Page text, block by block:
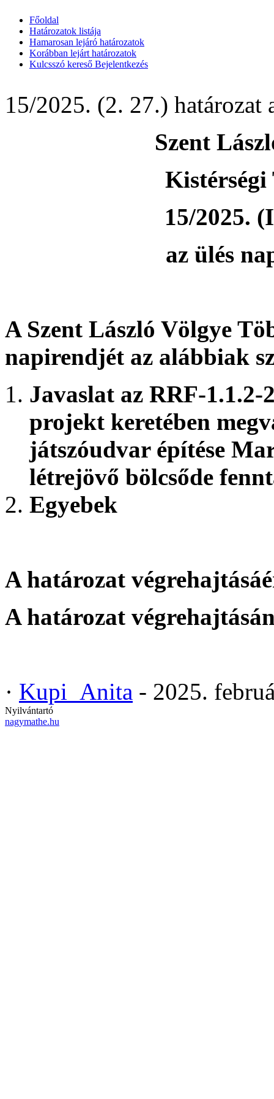
Főoldal
Határozatok listája
Hamarosan lejáró határozatok
Korábban lejárt határozatok
Kulcsszó kereső Bejelentkezés
15/2025. (2. 27.)
Szent
Kistérségi
15/2025.
az ülés
A Szent László Völgye
napirendjét az alábbiak
Javaslat az RRF-1.1.2-
projekt keretében
játszóudvar építése
létrejövő bölcsőde
Egyebek
A határozat
A határozat
· Kupi_Anita - 2025.
Nyilvántartó
nagymathe.hu